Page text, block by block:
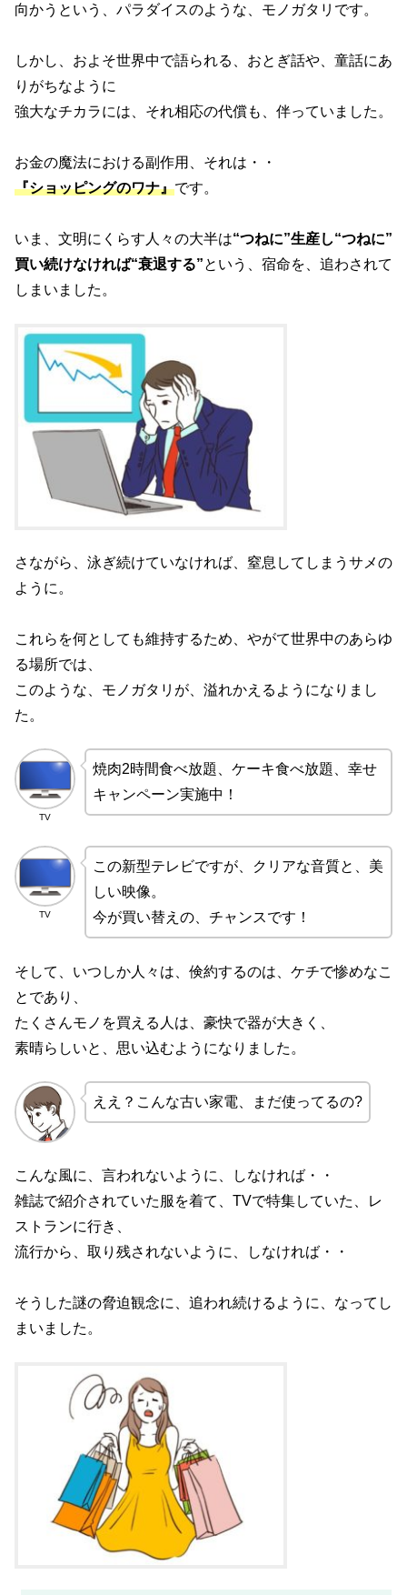
向かうという、パラダイスのような、モノガタリです。
しかし、およそ世界中で語られる、おとぎ話や、童話にあ
りがちなように
強大なチカラには、それ相応の代償も、伴っていました。
お金の魔法における副作用、それは・・
『ショッピングのワナ』です。
いま、文明にくらす人々の大半は“つねに”生産し“つねに”
買い続けなければ“衰退する”という、宿命を、追わされて
しまいました。
さながら、泳ぎ続けていなければ、窒息してしまうサメの
ように。
これらを何としても維持するため、やがて世界中のあらゆ
る場所では、
このような、モノガタリが、溢れかえるようになりまし
た。
TV
焼肉2時間食べ放題、ケーキ食べ放題、幸せ
キャンペーン実施中！
TV
この新型テレビですが、クリアな音質と、美
しい映像。
今が買い替えの、チャンスです！
そして、いつしか人々は、倹約するのは、ケチで惨めなこ
とであり、
たくさんモノを買える人は、豪快で器が大きく、
素晴らしいと、思い込むようになりました。
ええ？こんな古い家電、まだ使ってるの?
こんな風に、言われないように、しなければ・・
雑誌で紹介されていた服を着て、TVで特集していた、レ
ストランに行き、
流行から、取り残されないように、しなければ・・
そうした謎の脅迫観念に、追われ続けるように、なってし
まいました。